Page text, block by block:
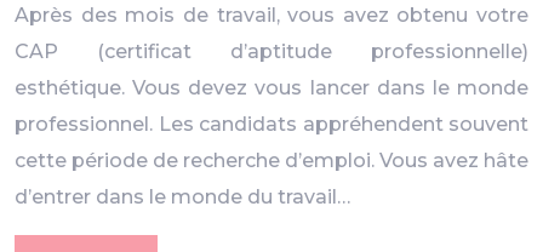
Après des mois de travail, vous avez obtenu votre
CAP (certificat d’aptitude professionnelle)
esthétique. Vous devez vous lancer dans le monde
professionnel. Les candidats appréhendent souvent
cette période de recherche d’emploi. Vous avez hâte
d’entrer dans le monde du travail…